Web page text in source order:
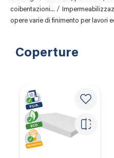
coibentazioni... /
opere varie di finimento per lavori
Coperture